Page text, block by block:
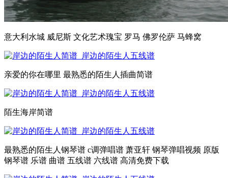
意大利水城 威尼斯 文化艺术瑰宝 罗马 佛罗伦萨 马蜂窝
亲爱的你在哪里 最熟悉的陌生人插曲简谱
陌生海岸简谱
最熟悉的陌生人钢琴谱 c调弹唱谱 萧亚轩 钢琴弹唱视频 原版
钢琴谱 乐谱 曲谱 五线谱 六线谱 高清免费下载